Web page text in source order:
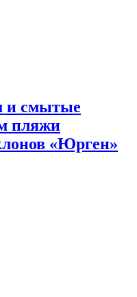
и смытые
пляжи
«Юрген»